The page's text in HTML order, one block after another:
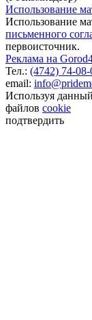
Использование
Использование
письменного
первоисточник.
Реклама на
Тел.: (4742) 74-08-
email:
Используя
файлов cookie
подтвердить